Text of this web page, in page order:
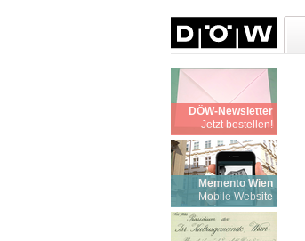
DÖW-Newsletter
Jetzt bestellen!
Memento Wien
Mobile Website